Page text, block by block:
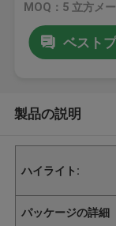
MOQ：5 立方メ
ベスト
製品の説明
ハイライト:
パッケージの詳細